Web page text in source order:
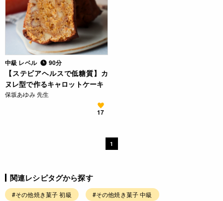
中級 レベル 90分
【ステビアヘルスで低糖質】カ
ヌレ型で作るキャロットケーキ
保坂あゆみ 先生
17
1
関連レシピタグから探す
#その他焼き菓子 初級 #その他焼き菓子 中級